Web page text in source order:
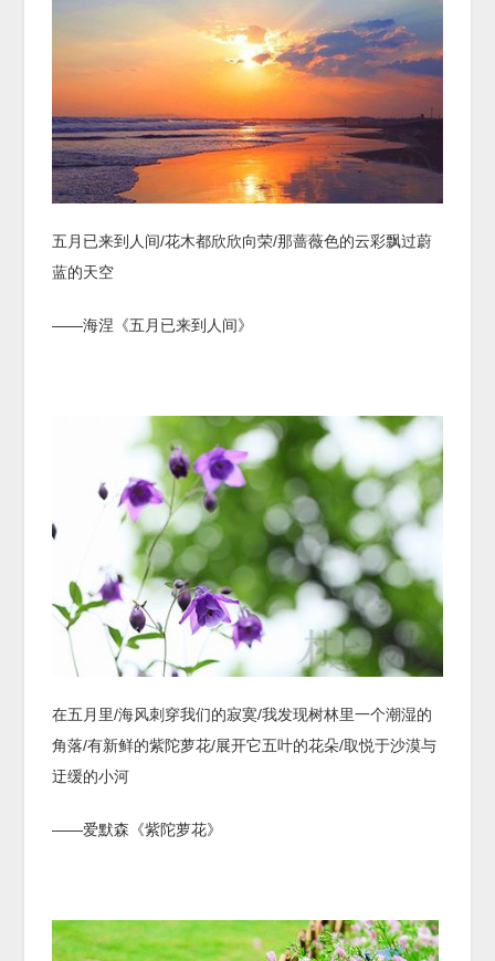
五月已来到人间/花木都欣欣向荣/那蔷薇色的云彩飘过蔚
蓝的天空
——海涅《五月已来到人间》
在五月里/海风刺穿我们的寂寞/我发现树林里一个潮湿的
角落/有新鲜的紫陀萝花/展开它五叶的花朵/取悦于沙漠与
迂缓的小河
——爱默森《紫陀萝花》